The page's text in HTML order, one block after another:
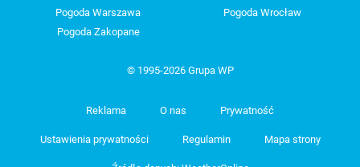
Pogoda Warszawa
Pogoda Wrocław
Pogoda Zakopane
© 1995-2026 Grupa WP
Reklama O nas Prywatność
Ustawienia prywatności Regulamin Mapa strony